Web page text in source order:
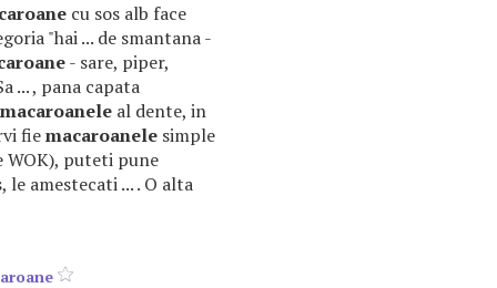
cu sos alb face
"hai ... de smantana -
- sare, piper,
... , pana capata
macaroanele al dente, in
fiemacaroanele simple
WOK), puteti pune
amestecati ... . O alta